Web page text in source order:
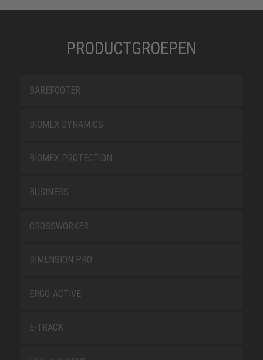
PRODUCTGROEPEN
BAREFOOTER
BIOMEX DYNAMICS
BIOMEX PROTECTION
BUSINESS
CROSSWORKER
DIMENSION PRO
ERGO-ACTIVE
E-TRACK